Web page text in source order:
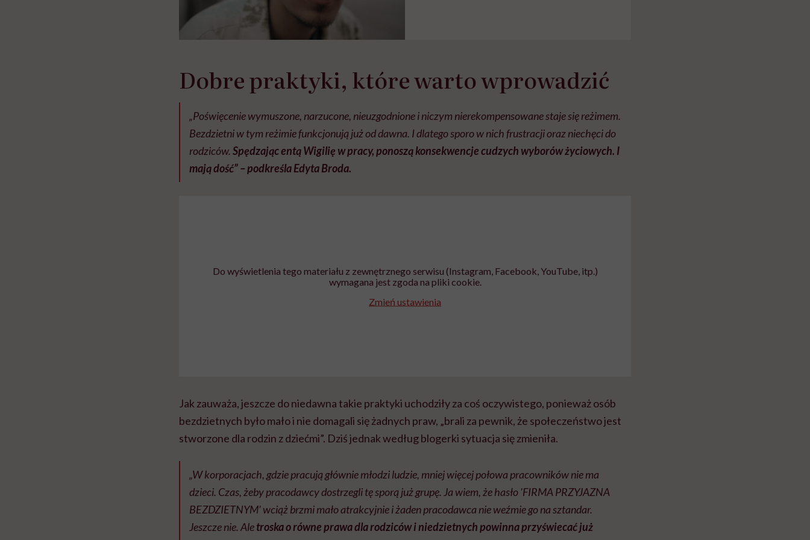
Dobre praktyki, które warto wprowadzić
„Poświęcenie wymuszone, narzucone, nieuzgodnione i niczym nierekompensowane staje się reżimem.
Bezdzietni w tym reżimie funkcjonują już od dawna. I dlatego sporo w nich frustracji oraz niechęci do
rodziców.Spędzając entą Wigilię w pracy, ponoszą konsekwencje cudzych wyborów życiowych. I
mają dość” – podkreśla Edyta Broda.
Do wyświetlenia tego materiału z zewnętrznego serwisu (Instagram, Facebook, YouTube, itp.)
wymagana jest zgoda na pliki cookie.
Zmień ustawienia
Jak zauważa, jeszcze do niedawna takie praktyki uchodziły za coś oczywistego, ponieważ osób
bezdzietnych było mało i nie domagali się żadnych praw, „brali za pewnik, że społeczeństwo jest
stworzone dla rodzin z dziećmi”. Dziś jednak według blogerki sytuacja się zmieniła.
„W korporacjach, gdzie pracują głównie młodzi ludzie, mniej więcej połowa pracowników nie ma
dzieci. Czas, żeby pracodawcy dostrzegli tę sporą już grupę. Ja wiem, że hasło 'FIRMA PRZYJAZNA
BEZDZIETNYM’ wciąż brzmi mało atrakcyjnie i żaden pracodawca nie weźmie go na sztandar.
Jeszcze nie. Aletroska o równe prawa dla rodziców i niedzietnych powinna przyświecać już